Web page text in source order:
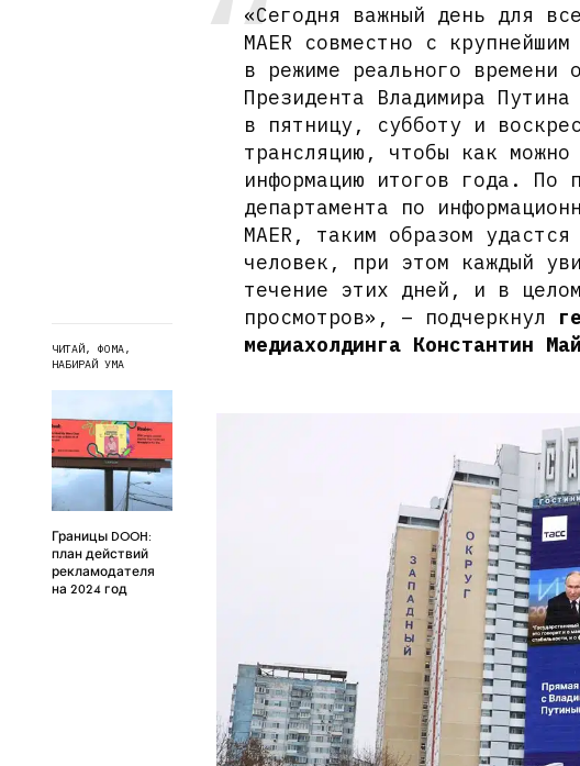
ЧИТАЙ, ФОМА,
НАБИРАЙ УМА
Границы DOOH:
план действий
рекламодателя
на 2024 год
«Сегодня важный день для
MAER совместно с
в режиме реального времени
Президента Владимира
в пятницу, субботу и
трансляцию, чтобы как
информацию итогов года. По
департамента по
MAER, таким образом
человек, при этом каждый
течение этих дней, и в
просмотров», – подчеркнул
медиахолдинга Константин